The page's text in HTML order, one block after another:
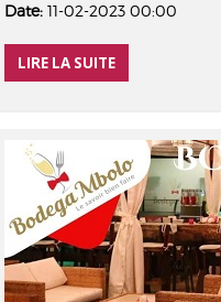
Date: 11-02-2023 00:00
LIRE LA SUITE